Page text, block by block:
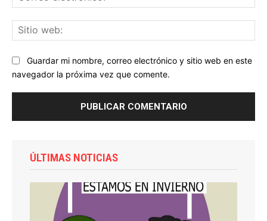
Guardar mi nombre, correo electrónico y sitio web en este
navegador la próxima vez que comente.
ÚLTIMAS NOTICIAS